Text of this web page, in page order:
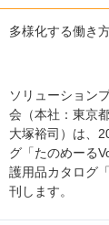
多様化する働き
ソリューション
会（本社：東京
大塚裕司）は、
グ「たのめーる
護用品カタログ
刊します。